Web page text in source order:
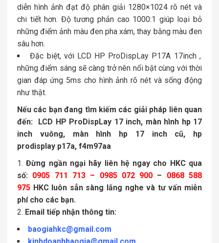
diễn hình ảnh đạt độ phân giải 1280×1024 rõ nét và
chi tiết hơn. Độ tương phản cao 1000:1 giúp loại bỏ
những điểm ảnh màu đen pha xám, thay bằng màu đen
sâu hơn.
Đặc biệt, với LCD HP ProDispLay P17A 17inch ,
những điểm sáng sẽ càng trở nên nổi bật cùng với thời
gian đáp ứng 5ms cho hình ảnh rõ nét và sống động
như thật.
Nếu các bạn đang tìm kiếm các giải pháp liên quan
đến:
LCD HP ProDispLay 17 inch, màn hình hp 17
inch vuông, màn hình hp 17 inch cũ, hp
prodisplay p17a, f4m97aa
Đừng ngần ngại hãy liên hệ ngay cho HKC qua
số: 0905 711 713 – 0985 072 900 – 0868 588
975 HKC luôn sẳn sàng lắng nghe và tư vấn miễn
phí cho các bạn.
Email tiếp nhận thông tin:
baogiahkc@gmail.com